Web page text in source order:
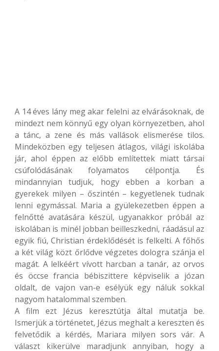
A 14 éves lány meg akar felelni az elvárásoknak, de
mindezt nem könnyű egy olyan környezetben, ahol
a tánc, a zene és más vallások elismerése tilos.
Mindeközben egy teljesen átlagos, világi iskolába
jár, ahol éppen az előbb említettek miatt társai
csúfolódásának folyamatos célpontja. És
mindannyian tudjuk, hogy ebben a korban a
gyerekek milyen – őszintén – kegyetlenek tudnak
lenni egymással. Maria a gyülekezetben éppen a
felnőtté avatására készül, ugyanakkor próbál az
iskolában is minél jobban beilleszkedni, ráadásul az
egyik fiú, Christian érdeklődését is felkelti. A főhős
a két világ közt őrlődve végzetes dologra szánja el
magát. A lelkéért vívott harcban a tanár, az orvos
és öccse francia bébiszittere képviselik a józan
oldalt, de vajon van-e esélyük egy náluk sokkal
nagyom hatalommal szemben.
A film ezt Jézus keresztútja által mutatja be.
Ismerjük a történetet, Jézus meghalt a kereszten és
felvetődik a kérdés, Mariara milyen sors vár. A
választ kikerülve maradjunk annyiban, hogy a